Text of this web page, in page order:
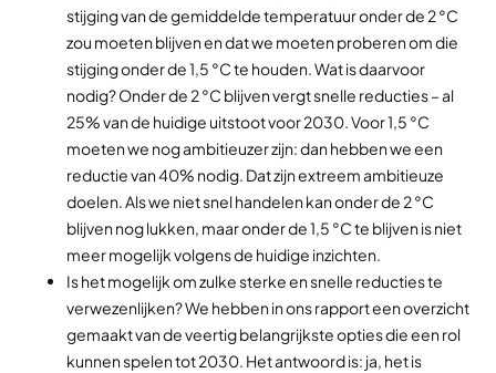
stijging van de gemiddelde temperatuur onder de 2 °C
zou moeten blijven en dat we moeten proberen om die
stijging onder de 1,5 °C te houden. Wat is daarvoor
nodig? Onder de 2 °C blijven vergt snelle reducties – al
25% van de huidige uitstoot voor 2030. Voor 1,5 °C
moeten we nog ambitieuzer zijn: dan hebben we een
reductie van 40% nodig. Dat zijn extreem ambitieuze
doelen. Als we niet snel handelen kan onder de 2 °C
blijven nog lukken, maar onder de 1,5 °C te blijven is niet
meer mogelijk volgens de huidige inzichten.
Is het mogelijk om zulke sterke en snelle reducties te
verwezenlijken? We hebben in ons rapport een overzicht
gemaakt van de veertig belangrijkste opties die een rol
kunnen spelen tot 2030. Het antwoord is: ja, het is